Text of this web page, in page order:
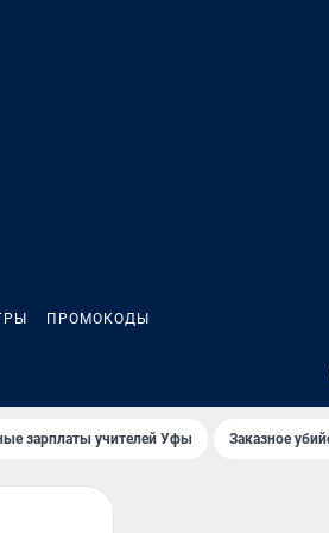
ПРОМОКОДЫ
зарплаты учителей Уфы Заказное